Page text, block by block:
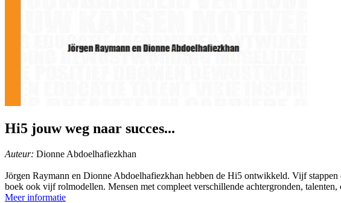
Hi5 jouw weg naar succes...
Auteur: Dionne Abdoelhafiezkhan
Jörgen Raymann en Dionne Abdoelhafiezkhan hebben de Hi5 ontwikkeld. Vijf
boek ook vijf rolmodellen. Mensen met compleet verschillende achtergronden,
Meer informatie